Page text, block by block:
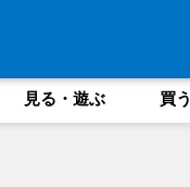
見る・遊ぶ 買う